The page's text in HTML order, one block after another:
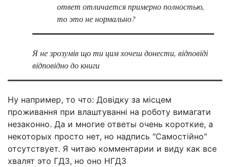
ответ отличается примерно полностью,
то это не нормально?
Я не зрозумів що ти цим хочеш донести, відповіді
відповідно до книги
Ну например, то что: Довідку за місцем
проживання при влаштуванні на роботу вимагати
незаконно. Да и многие ответы очень короткие, а
некоторых просто нет, но надпись "Самостійно"
отсутствует. Я читаю комментарии и виду как все
хвалят это ГДЗ, но оно НГДЗ